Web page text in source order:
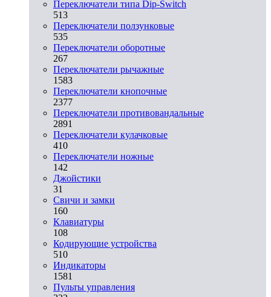
Переключатели типа Dip-Switch
513
Переключатели ползунковые
535
Переключатели оборотные
267
Переключатели рычажные
1583
Переключатели кнопочные
2377
Переключатели противовандальные
2891
Переключатели кулачковые
410
Переключатели ножные
142
Джойстики
31
Свичи и замки
160
Клавиатуры
108
Кодирующие устройства
510
Индикаторы
1581
Пульты управления